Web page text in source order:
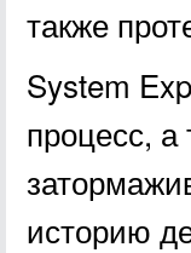
также
System
процесс, а
историю